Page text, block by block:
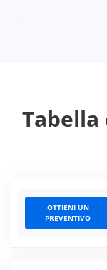
OTTIENI UN
PREVENTIVO